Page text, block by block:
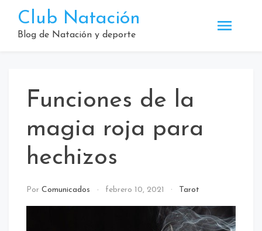
contenido
Club Natación
Blog de Natación y deporte
Funciones de la
magia roja para
hechizos
Por Comunicados febrero 10, 2021 Tarot